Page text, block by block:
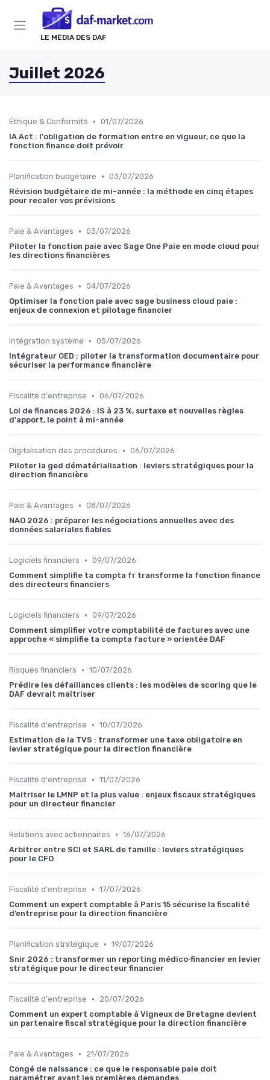
LE MÉDIA DES DAF
Juillet 2026
Éthique & Conformité • 01/07/2026
IA Act : l'obligation de formation entre en vigueur, ce que la
fonction finance doit prévoir
Planification budgétaire • 03/07/2026
Révision budgétaire de mi-année : la méthode en cinq étapes
pour recaler vos prévisions
Paie & Avantages • 03/07/2026
Piloter la fonction paie avec Sage One Paie en mode cloud pour
les directions financières
Paie & Avantages • 04/07/2026
Optimiser la fonction paie avec sage business cloud paie :
enjeux de connexion et pilotage financier
Intégration système • 05/07/2026
Intégrateur GED : piloter la transformation documentaire pour
sécuriser la performance financière
Fiscalité d'entreprise • 06/07/2026
Loi de finances 2026 : IS à 23 %, surtaxe et nouvelles règles
d'apport, le point à mi-année
Digitalisation des procédures • 06/07/2026
Piloter la ged dématérialisation : leviers stratégiques pour la
direction financière
Paie & Avantages • 08/07/2026
NAO 2026 : préparer les négociations annuelles avec des
données salariales fiables
Logiciels financiers • 09/07/2026
Comment simplifie ta compta fr transforme la fonction finance
des directeurs financiers
Logiciels financiers • 09/07/2026
Comment simplifier votre comptabilité de factures avec une
approche « simplifie ta compta facture » orientée DAF
Risques financiers • 10/07/2026
Prédire les défaillances clients : les modèles de scoring que le
DAF devrait maîtriser
Fiscalité d'entreprise • 10/07/2026
Estimation de la TVS : transformer une taxe obligatoire en
levier stratégique pour la direction financière
Fiscalité d'entreprise • 11/07/2026
Maîtriser le LMNP et la plus value : enjeux fiscaux stratégiques
pour un directeur financier
Relations avec actionnaires • 16/07/2026
Arbitrer entre SCI et SARL de famille : leviers stratégiques
pour le CFO
Fiscalité d'entreprise • 17/07/2026
Comment un expert comptable à Paris 15 sécurise la fiscalité
d’entreprise pour la direction financière
Planification stratégique • 19/07/2026
Snir 2026 : transformer un reporting médico‑financier en levier
stratégique pour le directeur financier
Fiscalité d'entreprise •
20/07/2026
Comment un expert comptable à Vigneux de Bretagne devient
un partenaire fiscal stratégique pour la direction financière
Paie & Avantages •
21/07/2026
Congé de naissance : ce que le responsable paie doit
paramétrer avant les premières demandes
Panneau de gestion des cookies